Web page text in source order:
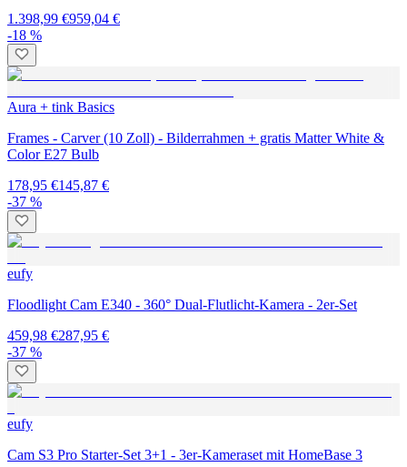
1.398,99 €959,04 €
-18 %
Aura + tink Basics
Frames - Carver (10 Zoll) - Bilderrahmen + gratis Matter White &
Color E27 Bulb
178,95 €145,87 €
-37 %
eufy
Floodlight Cam E340 - 360° Dual-Flutlicht-Kamera - 2er-Set
459,98 €287,95 €
-37 %
eufy
Cam S3 Pro Starter-Set 3+1 - 3er-Kameraset mit HomeBase 3